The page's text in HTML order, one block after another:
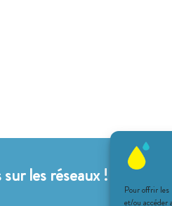
Pour offrir les
et/ou accéder
les réseaux !